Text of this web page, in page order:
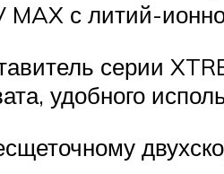
MAX с литий-
серии
удобного